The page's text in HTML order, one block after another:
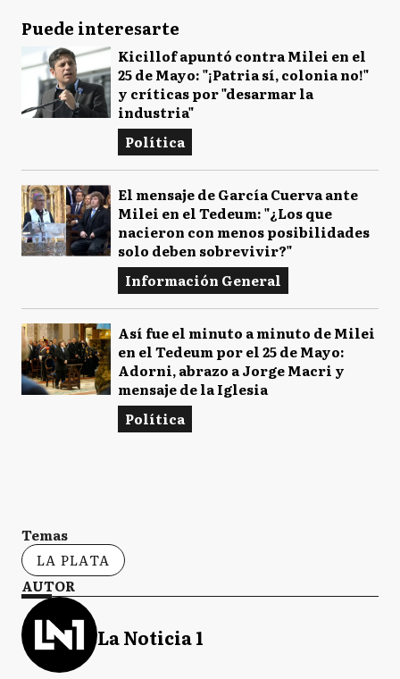
Puede interesarte
Kicillof apuntó contra Milei en el
25 de Mayo: "¡Patria sí, colonia no!"
y críticas por "desarmar la
industria"
Política
El mensaje de García Cuerva ante
Milei en el Tedeum: "¿Los que
nacieron con menos posibilidades
solo deben sobrevivir?"
Información General
Así fue el minuto a minuto de Milei
en el Tedeum por el 25 de Mayo:
Adorni, abrazo a Jorge Macri y
mensaje de la Iglesia
Política
Temas
LA PLATA
AUTOR
La Noticia 1